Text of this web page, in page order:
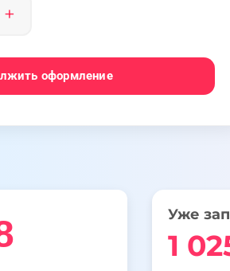
+
оформление
Уже
1